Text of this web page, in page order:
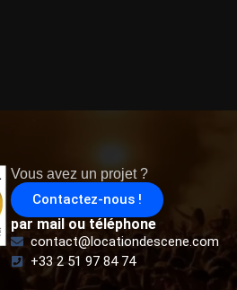
Vous avez un projet ?
Contactez-nous !
par mail ou téléphone
contact@locationdescene.com
+33 2 51 97 84 74